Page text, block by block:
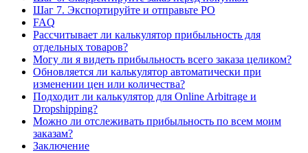
Шаг 7. Экспортируйте и отправьте PO
FAQ
Рассчитывает ли калькулятор прибыльность для
отдельных товаров?
Могу ли я видеть прибыльность всего заказа целиком?
Обновляется ли калькулятор автоматически при
изменении цен или количества?
Подходит ли калькулятор для Online Arbitrage и
Dropshipping?
Можно ли отслеживать прибыльность по всем моим
заказам?
Заключение